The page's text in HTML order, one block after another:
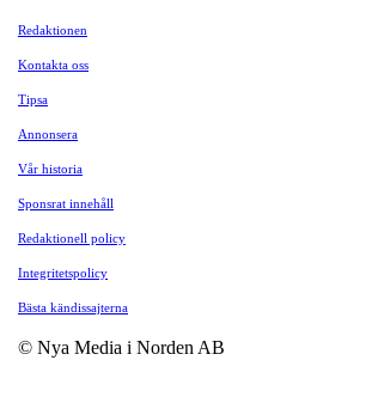
Redaktionen
Kontakta oss
Tipsa
Annonsera
Vår historia
Sponsrat innehåll
Redaktionell policy
Integritetspolicy
Bästa kändissajterna
© Nya Media i Norden AB